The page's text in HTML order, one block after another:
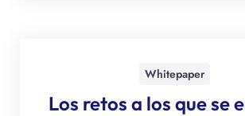
Whitepaper
Los retos a los que se